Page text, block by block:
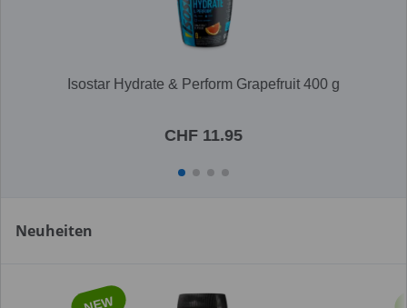
Isostar Hydrate & Perform Grapefruit 400 g
CHF 11.95
Neuheiten